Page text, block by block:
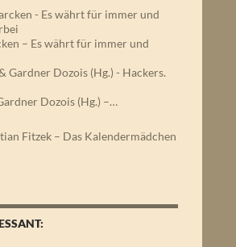
– Es währt für immer und
Dozois (Hg.) –…
Fitzek – Das Kalendermädchen